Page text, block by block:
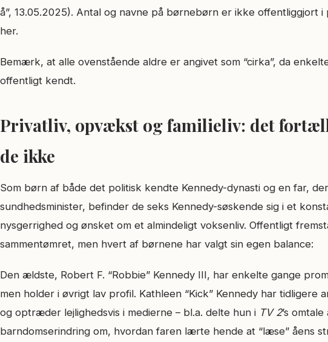
å”, 13.05.2025). Antal og navne på børnebørn er ikke offentliggjort
her.
Bemærk, at alle ovenstående aldre er angivet som “cirka”, da
offentligt kendt.
Privatliv, opvækst og familieliv: det
de ikke
Som børn af både det politisk kendte Kennedy-dynasti og en far,
sundhedsminister, befinder de seks Kennedy-søskende sig i et
nysgerrighed og ønsket om et almindeligt voksenliv. Offentligt
sammentømret, men hvert af børnene har valgt sin egen balance:
Den ældste, Robert F. “Robbie” Kennedy III, har enkelte gange
men holder i øvrigt lav profil. Kathleen “Kick” Kennedy har tidligere
og optræder lejlighedsvis i medierne – bl.a. delte hun i TV 2’s
barndomserindring om, hvordan faren lærte hende at “læse” åens